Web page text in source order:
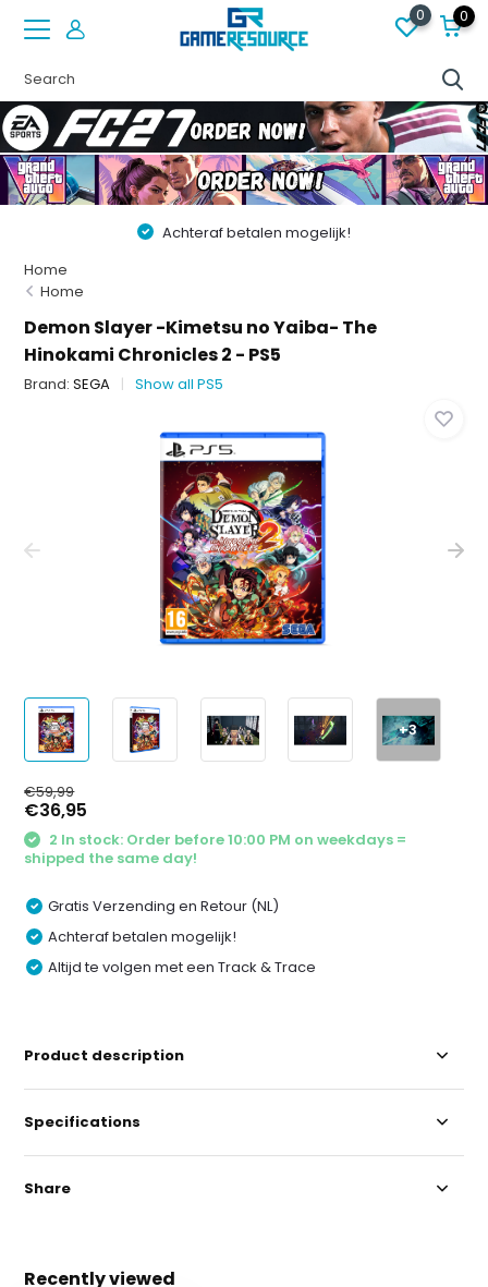
0 0
Achteraf betalen mogelijk!
Home
Home
Demon Slayer -Kimetsu no Yaiba- The
Hinokami Chronicles 2 - PS5
Brand:SEGA Show all PS5
+3
€59,99
€36,95
2 In stock: Order before 10:00 PM on weekdays =
shipped the same day!
Gratis Verzending en Retour (NL)
Achteraf betalen mogelijk!
Altijd te volgen met een Track & Trace
Product description
Specifications
Share
Recently viewed